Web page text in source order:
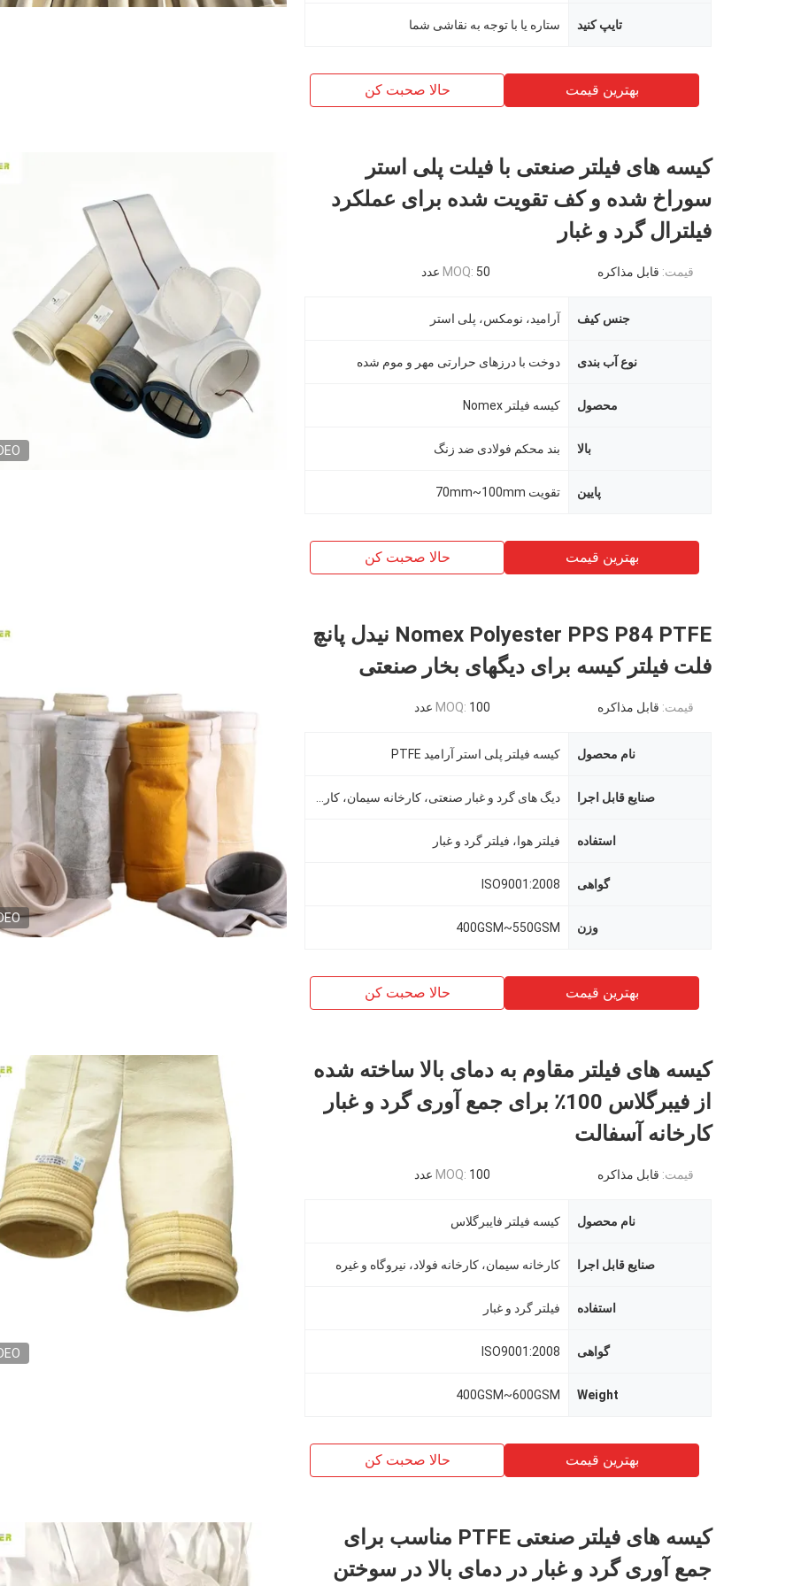
تایپ کنید ستاره یا با توجه به نقاشی شما
بهترین قیمت حالا صحبت کن
کیسه های فیلتر صنعتی با فیلت پلی استر
سوراخ شده و کف تقویت شده برای عملکرد
فیلترال گرد و غبار
قیمت: قابل مذاکره MOQ: 50 عدد
جنس کیف آرامید، نومکس، پلی استر
نوع آب بندی دوخت با درزهای حرارتی مهر و موم شده
محصول کیسه فیلتر Nomex
بالا بند محکم فولادی ضد زنگ
پایین تقویت 70mm~100mm
بهترین قیمت حالا صحبت کن
Nomex Polyester PPS P84 PTFE نیدل پانچ
فلت فیلتر کیسه برای دیگهای بخار صنعتی
قیمت: قابل مذاکره MOQ: 100 عدد
نام محصول کیسه فیلتر پلی استر آرامید PTFE
صنایع قابل اجرا
استفاده فیلتر هوا، فیلتر گرد و غبار
گواهی ISO9001:2008
وزن 400GSM~550GSM
بهترین قیمت حالا صحبت کن
کیسه های فیلتر مقاوم به دمای بالا ساخته شده
از فیبرگلاس 100٪ برای جمع آوری گرد و غبار
کارخانه آسفالت
قیمت: قابل مذاکره MOQ: 100 عدد
نام محصول کیسه فیلتر فایبرگلاس
صنایع قابل اجرا کارخانه سیمان، کارخانه فولاد، نیروگاه و غیره
استفاده فیلتر گرد و غبار
گواهی ISO9001:2008
Weight
400GSM~600GSM
بهترین قیمت حالا صحبت کن
کیسه های فیلتر صنعتی PTFE مناسب برای
جمع آوری گرد و غبار در دمای بالا در سوختن